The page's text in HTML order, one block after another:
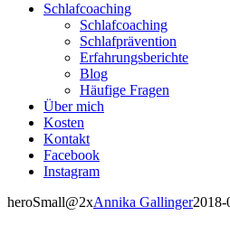
Schlafcoaching
Schlafcoaching
Schlafprävention
Erfahrungsberichte
Blog
Häufige Fragen
Über mich
Kosten
Kontakt
Facebook
Instagram
heroSmall@2xAnnika Gallinger2018-